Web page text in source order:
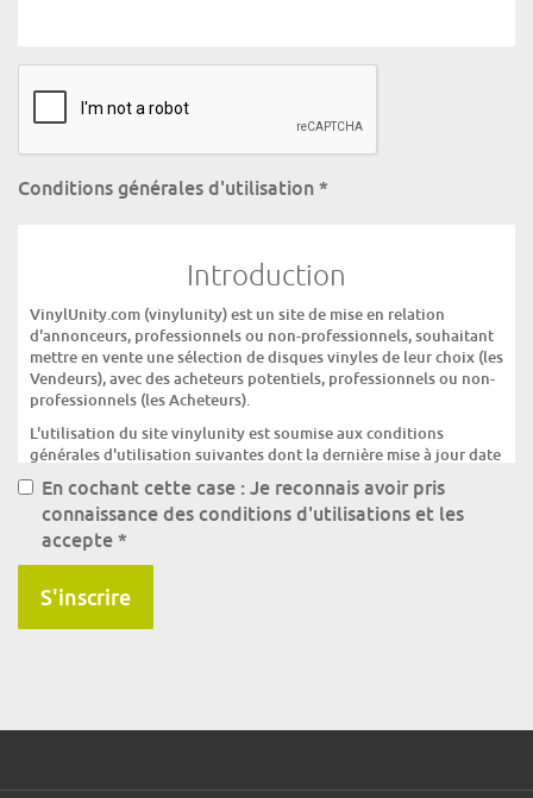
Conditions générales d'utilisation *
Introduction
VinylUnity.com (vinylunity) est un site de mise en relation
d'annonceurs, professionnels ou non-professionnels, souhaitant
mettre en vente une sélection de disques vinyles de leur choix (les
Vendeurs), avec des acheteurs potentiels, professionnels ou non-
professionnels (les Acheteurs).
L'utilisation du site vinylunity est soumise aux conditions
générales d'utilisation suivantes dont la dernière mise à jour date
du 15/06/11.
Tout utilisateur du site vinylunity est donc invité à prendre
connaissance et lire attentivement les conditions générales
d'utilisation du site vinylunity. L'utilisation du site vinylunity
site.
Ces Conditions d'utilisation sont conclues avec la société
vinylunity par les Vendeurs et les Acheteurs.
En cochant cette case : Je reconnais avoir pris
connaissance des conditions d'utilisations et les
accepte *
S'inscrire